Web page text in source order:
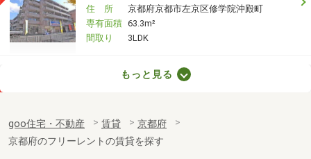
住 所
京都府京都市左京区修学院沖殿町
専有面積 63.3m²
間取り
3LDK
京都府京都市西京区桂芝ノ下町
専有面積
43.49m²
間取り
2DK
もっと見る
goo住宅・不動産 賃貸
京都府
京都府のフリーレントの賃貸を探す